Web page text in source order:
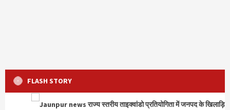
FLASH STORY